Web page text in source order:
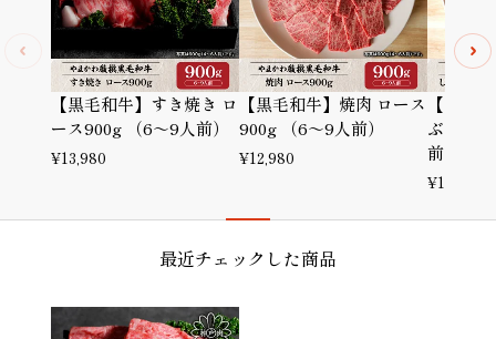
【黒毛和牛】すき焼き ロ
ース900g （6～9人前）
¥13,980
【黒毛和牛】焼肉 ロース
900g （6～9人前）
¥12,980
【黒毛
ぶ ロー
前）
¥13,980
最近チェックした商品